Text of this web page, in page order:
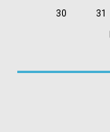
30
31